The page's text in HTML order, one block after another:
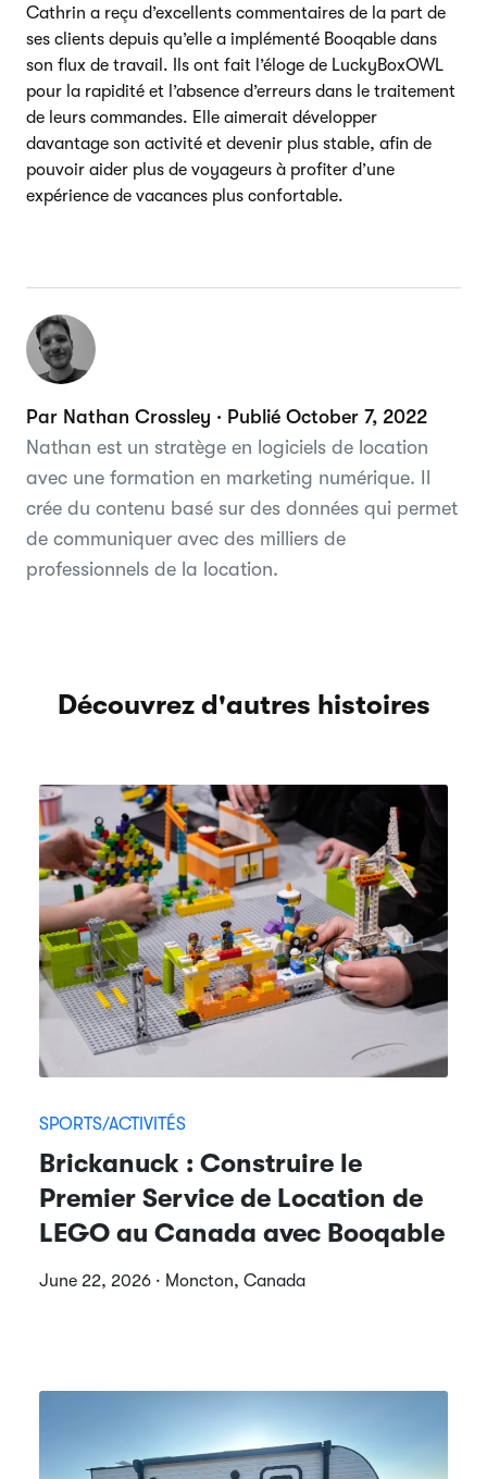
Cathrin a reçu d’excellents commentaires de la part de
ses clients depuis qu’elle a implémenté Booqable dans
son flux de travail. Ils ont fait l’éloge de LuckyBoxOWL
pour la rapidité et l’absence d’erreurs dans le traitement
de leurs commandes. Elle aimerait développer
davantage son activité et devenir plus stable, afin de
pouvoir aider plus de voyageurs à profiter d’une
expérience de vacances plus confortable.
Par Nathan Crossley · Publié October 7, 2022
Nathan est un stratège en logiciels de location
avec une formation en marketing numérique. Il
crée du contenu basé sur des données qui permet
de communiquer avec des milliers de
professionnels de la location.
Découvrez d'autres histoires
SPORTS/ACTIVITÉS
Brickanuck : Construire le
Premier Service de Location de
LEGO au Canada avec Booqable
June 22, 2026 · Moncton, Canada